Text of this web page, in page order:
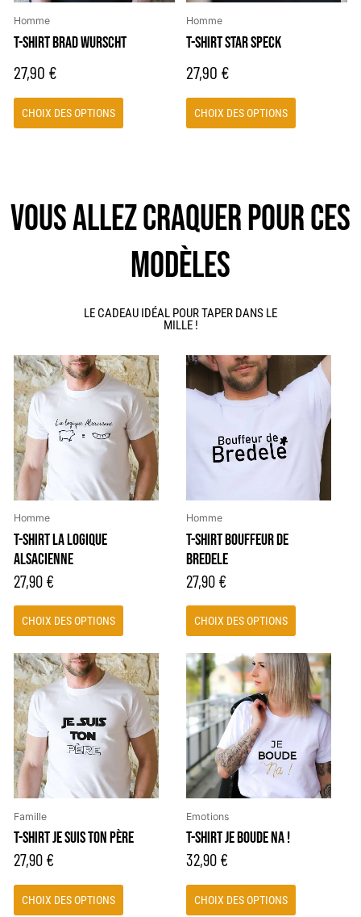
Homme
T-SHIRT BRAD WURSCHT
27,90 €
CHOIX DES OPTIONS
choisies
sur
page
du
produit
Homme
T-SHIRT STAR SPECK
27,90 €
CHOIX DES OPTIONS
choisies
sur
page
du
produit
VOUS ALLEZ CRAQUER POUR CES
MODÈLES
LE CADEAU IDÉAL POUR TAPER DANS LE
MILLE !
Homme
T-SHIRT LA LOGIQUE
ALSACIENNE
27,90 €
CHOIX DES OPTIONS
Ce
produit
a
plusieurs
variations.
Les
options
peuvent
être
choisies
sur
page
du
produit
Homme
T-SHIRT BOUFFEUR DE
BREDELE
27,90 €
CHOIX DES OPTIONS
Ce
produit
variations.
être
choisies
sur
page
du
produit
Famille
T-SHIRT JE SUIS TON PÈRE
27,90 €
CHOIX DES OPTIONS
Ce
produit
a
plusieurs
variations.
Les
options
peuvent
être
choisies
la
page
du
Emotions
T-SHIRT JE BOUDE NA !
32,90 €
CHOIX DES OPTIONS
Ce
produit
a
plusieurs
variations.
Les
options
peuvent
être
choisies
la
page
du